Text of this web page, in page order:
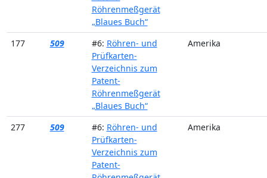
Röhrenmeßgerät
„Blaues Buch“
177 509 #6: Röhren- und
Prüfkarten-
Verzeichnis zum
Patent-
Röhrenmeßgerät
„Blaues Buch“
Amerika
277 509 #6: Röhren- und
Prüfkarten-
Verzeichnis zum
Patent-
Amerika